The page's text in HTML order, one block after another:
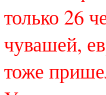
только 26
чувашей,
тоже